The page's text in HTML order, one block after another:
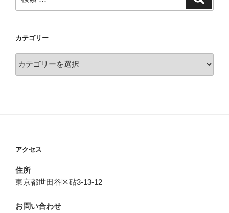
索:
カテゴリー
アクセス
住所
東京都世田谷区砧3-13-12
お問い合わせ